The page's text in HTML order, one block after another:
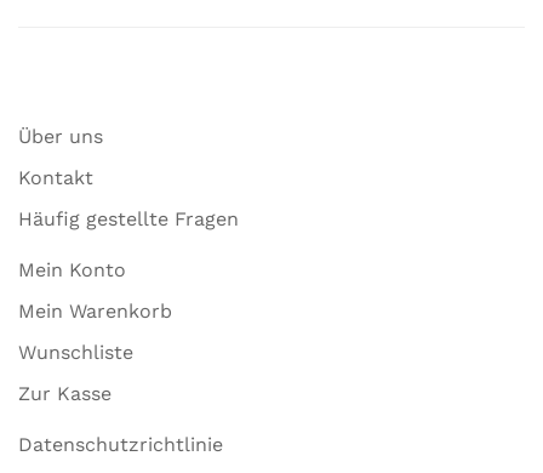
Über uns
Kontakt
Häufig gestellte Fragen
Mein Konto
Mein Warenkorb
Wunschliste
Zur Kasse
Datenschutzrichtlinie